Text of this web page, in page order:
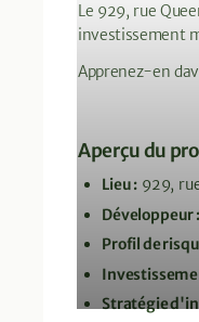
Le 929, rue
investissement
Apprenez-en
Aperçu du
Lieu : 929,
Développeur :
Profil de
Stratégie